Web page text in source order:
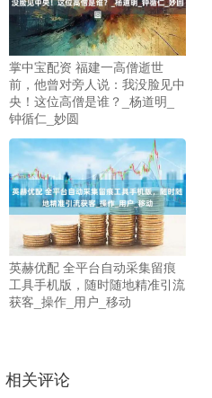
掌中宝配资 福建一高僧逝世
前，他曾对旁人说：我没脸见中
央！这位高僧是谁？_杨道明_
钟循仁_妙圆
英赫优配 全平台自动采集留痕
工具手机版，随时随地精准引流
获客_操作_用户_移动
相关评论